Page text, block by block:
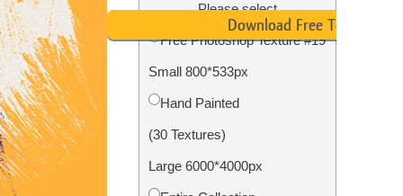
Foto Restauratie
Please select
Free Photoshop Texture #19
Small 800*533px
Hand Painted
(30 Textures)
Large 6000*4000px
Download Free Texture